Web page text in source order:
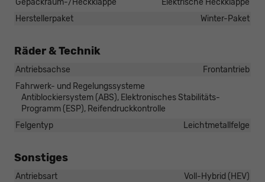
Herstellerpaket
Winter-Paket
Räder & Technik
Antriebsachse
Frontantrieb
Fahrwerk- und Regelungssysteme
Antiblockiersystem (ABS), Elektronisches Stabilitäts-
Programm (ESP), Reifendruckkontrolle
Felgentyp
Leichtmetallfelge
Sonstiges
Antriebsart
Voll-Hybrid (HEV)